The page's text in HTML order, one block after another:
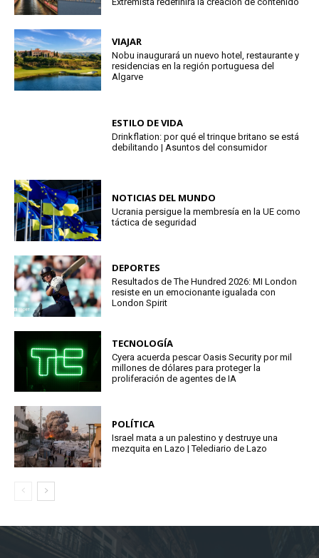
VIAJAR
Nobu inaugurará un nuevo hotel, restaurante y
residencias en la región portuguesa del
Algarve
ESTILO DE VIDA
Drinkflation: por qué el trinque britano se está
debilitando | Asuntos del consumidor
NOTICIAS DEL MUNDO
Ucrania persigue la membresía en la UE como
táctica de seguridad
DEPORTES
Resultados de The Hundred 2026: MI London
resiste en un emocionante igualada con
London Spirit
TECNOLOGÍA
Cyera acuerda pescar Oasis Security por mil
millones de dólares para proteger la
proliferación de agentes de IA
POLÍTICA
Israel mata a un palestino y destruye una
mezquita en Lazo | Telediario de Lazo